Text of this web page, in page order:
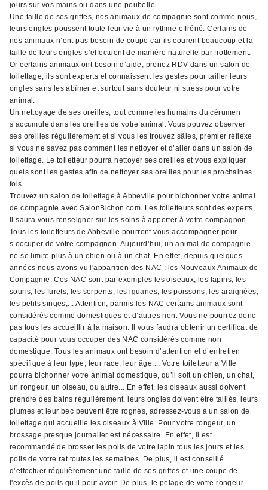
jours sur vos mains ou dans une poubelle.
Une taille de ses griffes, nos animaux de compagnie sont comme nous,
leurs ongles poussent toute leur vie à un rythme effréné. Certains de
nos animaux n’ont pas besoin de coupe car ils courent beaucoup et la
taille de leurs ongles s’effectuent de manière naturelle par frottement.
Or certains animaux ont besoin d’aide, prenez RDV dans un salon de
toilettage, ils sont experts et connaissent les gestes pour tailler leurs
ongles sans les abîmer et surtout sans douleur ni stress pour votre
animal.
Un nettoyage de ses oreilles, tout comme les humains du cérumen
s’accumule dans les oreilles de votre animal. Vous pouvez observer
ses oreilles régulièrement et si vous les trouvez sâles, premier réflexe
si vous ne savez pas comment les nettoyer et d’aller dans un salon de
toilettage. Le toiletteur pourra nettoyer ses oreilles et vous expliquer
quels sont les gestes afin de nettoyer ses oreilles pour les prochaines
fois.
Trouvez un salon de toilettage à Abbeville pour bichonner votre animal
de compagnie avec SalonBichon.com. Les toiletteurs sont des experts,
il saura vous renseigner sur les soins à apporter à votre compagnon...
Tous les toiletteurs de Abbeville pourront vous accompagner pour
s’occuper de votre compagnon. Aujourd’hui, un animal de compagnie
ne se limite plus à un chien ou à un chat. En effet, depuis quelques
années nous avons vu l'apparition des NAC : les Nouveaux Animaux de
Compagnie. Ces NAC sont par exemples les oiseaux, les lapins, les
souris, les furets, les serpents, les iguanes, les poissons, les araignées,
les petits singes,... Attention, parmis les NAC certains animaux sont
considérés comme domestiques et d’autres non. Vous ne pourrez donc
pas tous les accueillir à la maison. Il vous faudra obtenir un certificat de
capacité pour vous occuper des NAC considérés comme non
domestique. Tous les animaux ont besoin d’attention et d’entretien
spécifique à leur type, leur race, leur âge,... Votre toiletteur à Ville
pourra bichonner votre animal domestique, qu’il soit un chien, un chat,
un rongeur, un oiseau, ou autre... En effet, les oiseaux aussi doivent
prendre des bains régulièrement, leurs ongles doivent être taillés, leurs
plumes et leur bec peuvent être rognés, adressez-vous à un salon de
toilettage qui accueille les oiseaux à Ville. Pour votre rongeur, un
brossage presque journalier est nécessaire. En effet, il est
recommandé de brosser les poils de votre lapin tous les jours et les
poils de votre rat toutes les semaines. De plus, il est conseillé
d’effectuer régulièrement une taille de ses griffes et une coupe de
l'excès de poils qu’il peut avoir. De plus, le pelage de votre rongeur